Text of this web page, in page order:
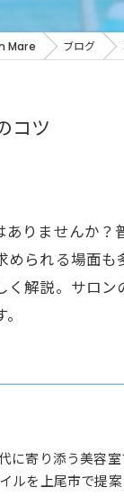
Mare ブログ
コツ
りませんか？
られる場面
解説。サロ
に寄り添う美容
を上尾市で提案